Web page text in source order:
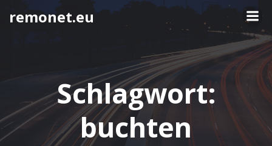
Springe
remonet.eu
Schlagwort:
buchten